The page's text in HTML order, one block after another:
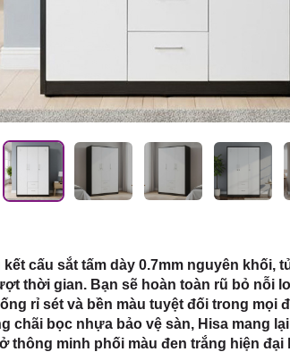
cấu sắt tấm dày 0.7mm nguyên
thời gian. Bạn sẽ hoàn toàn rũ bỏ nỗi
rỉ sét và bền màu tuyệt đối trong mọi
chãi bọc nhựa bảo vệ sàn, Hisa mang
thông minh phối màu đen trắng hiện